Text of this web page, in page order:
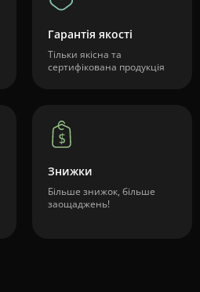
Гарантія якості
Тільки якісна та
сертифікована продукція
Знижки
Більше знижок, більше
заощаджень!